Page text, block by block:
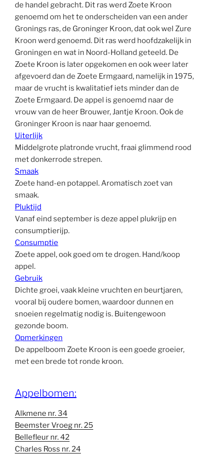
de handel gebracht. Dit ras werd Zoete Kroon
genoemd om het te onderscheiden van een ander
Gronings ras, de Groninger Kroon, dat ook wel Zure
Kroon werd genoemd. Dit ras werd hoofdzakelijk in
Groningen en wat in Noord-Holland geteeld. De
Zoete Kroon is later opgekomen en ook weer later
afgevoerd dan de Zoete Ermgaard, namelijk in 1975,
maar de vrucht is kwalitatief iets minder dan de
Zoete Ermgaard. De appel is genoemd naar de
vrouw van de heer Brouwer, Jantje Kroon. Ook de
Groninger Kroon is naar haar genoemd.
Uiterlijk
Middelgrote platronde vrucht, fraai glimmend rood
met donkerrode strepen.
Smaak
Zoete hand-en potappel. Aromatisch zoet van
smaak.
Pluktijd
Vanaf eind september is deze appel plukrijp en
consumptierijp.
Consumptie
Zoete appel, ook goed om te drogen. Hand/koop
appel.
Gebruik
Dichte groei, vaak kleine vruchten en beurtjaren,
vooral bij oudere bomen, waardoor dunnen en
snoeien regelmatig nodig is. Buitengewoon
gezonde boom.
Opmerkingen
De appelboom Zoete Kroon is een goede groeier,
met een brede tot ronde kroon.
Appelbomen:
Alkmene nr. 34
Beemster Vroeg nr. 25
Bellefleur nr. 42
Charles Ross nr. 24